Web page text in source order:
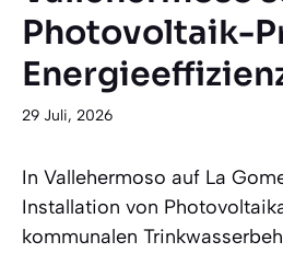
Photovoltaik-
29 Juli, 2026
In Vallehermoso auf La
Installation von
kommunalen